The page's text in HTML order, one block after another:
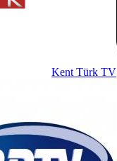
Kent Türk TV